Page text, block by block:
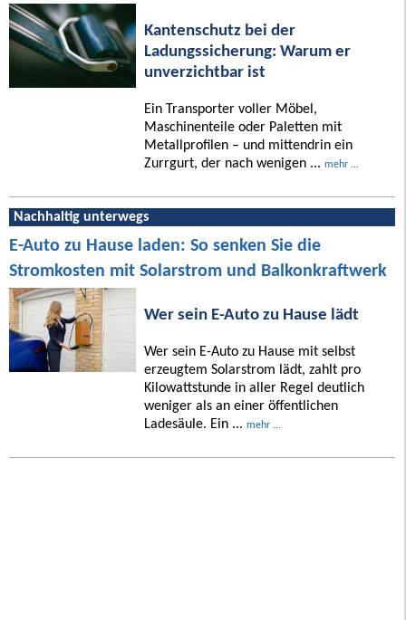
Kantenschutz bei der
Ladungssicherung: Warum er
unverzichtbar ist
Ein Transporter voller Möbel,
Maschinenteile oder Paletten mit
Metallprofilen – und mittendrin ein
Zurrgurt, der nach wenigen ... mehr ...
Nachhaltig unterwegs
E-Auto zu Hause laden: So senken Sie die
Stromkosten mit Solarstrom und Balkonkraftwerk
Wer sein E-Auto zu Hause lädt
Wer sein E-Auto zu Hause mit selbst
erzeugtem Solarstrom lädt, zahlt pro
Kilowattstunde in aller Regel deutlich
weniger als an einer öffentlichen
Ladesäule. Ein ... mehr ...